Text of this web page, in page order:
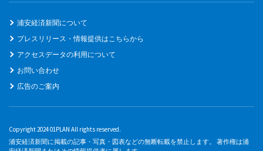
浦安経済新聞について
プレスリリース・情報提供はこちらから
アクセスデータの利用について
お問い合わせ
広告のご案内
Copyright 2024 01PLAN All rights reserved.
浦安経済新聞に掲載の記事・写真・図表などの無断転載を禁止します。 著作権は浦